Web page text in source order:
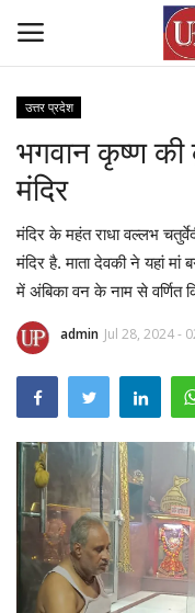
Home
Contact Us
राष्ट्रीय खबरें
उत्तर प्रदेश
बिज़नेस
मनोरंजन
Gallery
क्रिकेट
उत्तर प्रदेश
भगवान कृष्ण की
मंदिर
मंदिर के महंत राधा वल्लभ
मंदिर है. माता देवकी ने यहां
में अंबिका वन के नाम से वर्णित
admin Jul 28, 2024 -